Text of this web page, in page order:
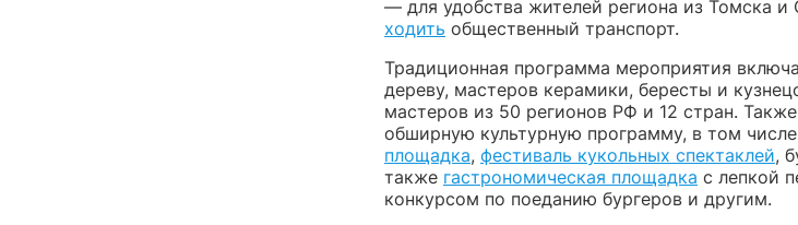
— для удобства жителей региона из Томска и
ходить общественный транспорт.
Традиционная программа мероприятия
дереву, мастеров керамики, бересты и
мастеров из 50 регионов РФ и 12 стран.
обширную культурную программу, в том числе
площадка, фестиваль кукольных спектаклей,
также гастрономическая площадка с лепкой
конкурсом по поеданию бургеров и другим.